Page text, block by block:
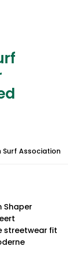
Surf Association
Shaper
streetwear fit